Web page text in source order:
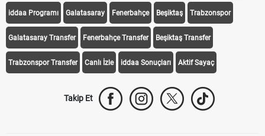
iddaa Programı Galatasaray Fenerbahçe Beşiktaş Trabzonspor
Galatasaray Transfer Fenerbahçe Transfer Beşiktaş Transfer
Trabzonspor Transfer Canlı İzle iddaa Sonuçları Aktif Sayaç
Takip Et